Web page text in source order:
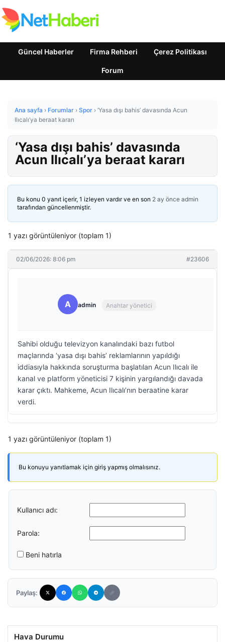
Güncel Haberler Firma Rehberi Çerez Politikası
Forum
Ana sayfa › Forumlar › Spor › ‘Yasa dışı bahis’ davasında Acun
Ilıcalı’ya beraat kararı
‘Yasa dışı bahis’ davasında
Acun Ilıcalı’ya beraat kararı
Bu konu 0 yanıt içerir, 1 izleyen vardır ve en son 2 ay önce admin
tarafından güncellenmiştir.
1 yazı görüntüleniyor (toplam 1)
02/06/2026: 8:06 pm #23606
A admin Anahtar yönetici
Sahibi olduğu televizyon kanalındaki bazı futbol
maçlarında ‘yasa dışı bahis’ reklamlarının yapıldığı
iddiasıyla hakkında soruşturma başlatılan Acun Ilıcalı ile
kanal ve platform yöneticisi 7 kişinin yargılandığı davada
karar çıktı. Mahkeme, Acun Ilıcalı’nın beraatine karar
verdi.
1 yazı görüntüleniyor (toplam 1)
Bu konuyu yanıtlamak için giriş yapmış olmalısınız.
Kullanıcı adı:
Parola:
Beni hatırla
Paylaş:
Hava Durumu